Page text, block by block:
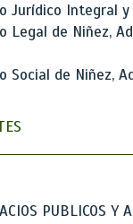
Jurídico Integral
Legal de Niñez,
Social de Niñez,
PUBLICOS Y